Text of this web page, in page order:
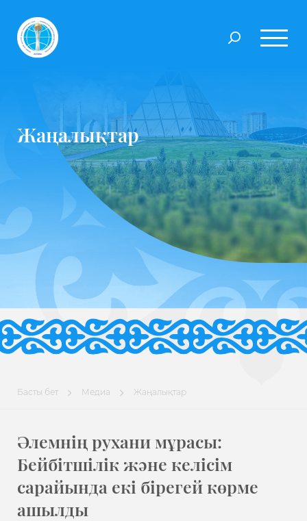
Жаңалықтар
Басты бет Медиа Жаңалықтар
Әлемнің рухани мұрасы:
Бейбітшілік және келісім
сарайында екі бірегей көрме
ашылды